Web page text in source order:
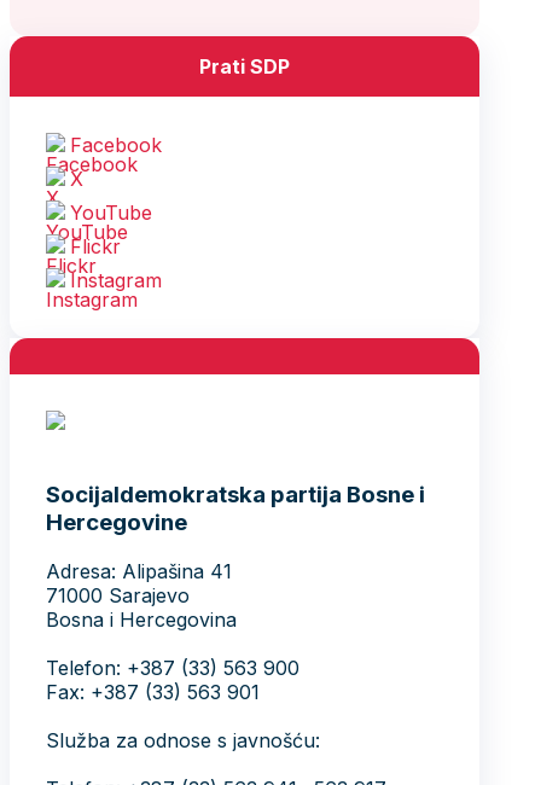
Prati SDP
Facebook
X
YouTube
Flickr
Instagram
Socijaldemokratska partija Bosne i
Hercegovine
Adresa: Alipašina 41
71000 Sarajevo
Bosna i Hercegovina
Telefon: +387 (33) 563 900
Fax: +387 (33) 563 901
Služba za odnose s javnošću: